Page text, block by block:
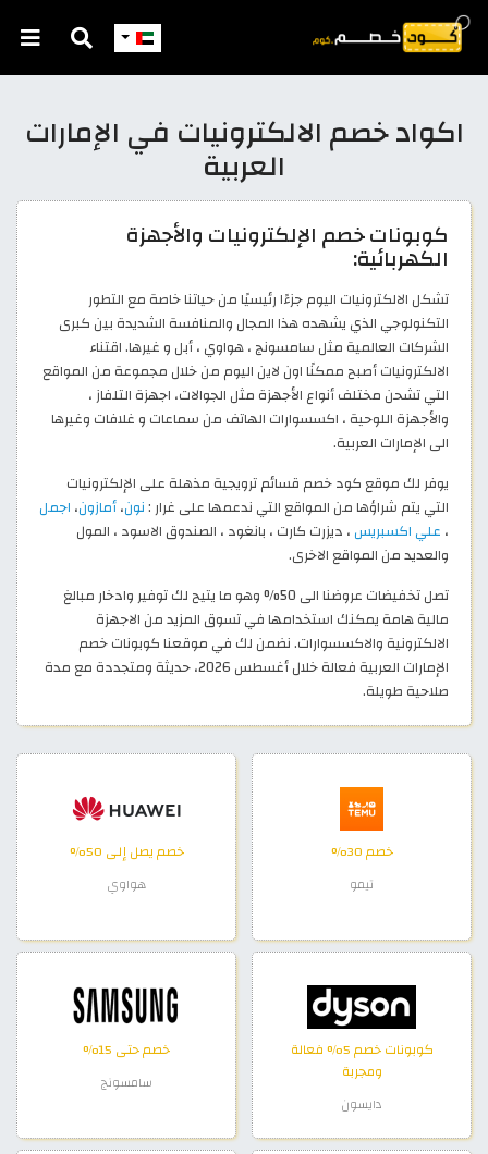
اكواد خصم الالكترونيات في الإمارات
العربية
كوبونات خصم الإلكترونيات والأجهزة
الكهربائية:
تشكل الالكترونيات اليوم جزءًا رئيسيًا من حياتنا خاصة مع التطور
التكنولوجي الذي يشهده هذا المجال والمنافسة الشديدة بين كبرى
الشركات العالمية مثل سامسونج ، هواوي ، أبل و غيرها. اقتناء
الالكترونيات أصبح ممكنًا اون لاين اليوم من خلال مجموعة من المواقع
التي تشحن مختلف أنواع الأجهزة مثل الجوالات، اجهزة التلفاز ،
والأجهزة اللوحية ، اكسسوارات الهاتف من سماعات و غلافات وغيرها
الى الإمارات العربية.
يوفر لك موقع كود خصم قسائم ترويجية مذهلة على الإلكترونيات
التي يتم شراؤها من المواقع التي ندعمها على غرار :نون،أمازون، اجمل
، علي اكسبريس، ديزرت كارت ، بانغود ، الصندوق الاسود ، المول
والعديد من المواقع الاخرى.
تصل تخفيضات عروضنا الى 50% وهو ما يتيح لك توفير وادخار مبالغ
مالية هامة يمكنك استخدامها في تسوق المزيد من الاجهزة
الالكترونية والاكسسوارات. نضمن لك في موقعنا كوبونات خصم
الإمارات العربية فعالة خلال أغسطس 2026، حديثة ومتجددة مع مدة
صلاحية طويلة.
خصم 30%
تيمو
خصم يصل إلى 50%
هواوي
كوبونات خصم 5% فعالة
ومجربة
دايسون
خصم حتى 15%
سامسونج